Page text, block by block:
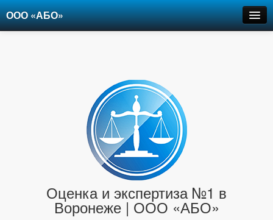
ООО «АБО»
Оценка и экспертиза №1 в
Воронеже | ООО «АБО»